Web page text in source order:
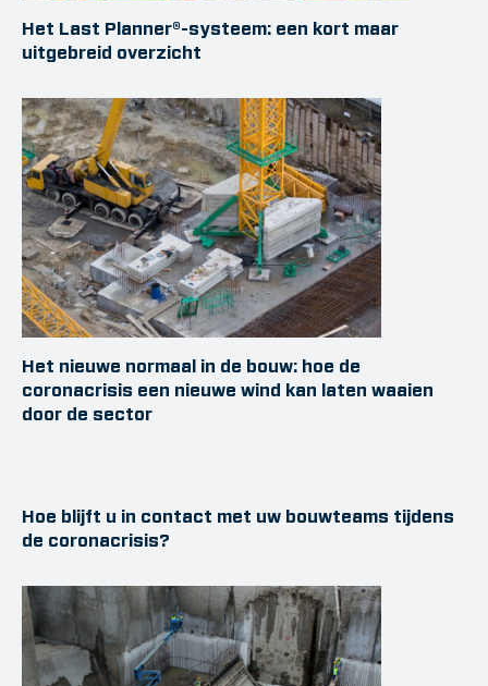
Het Last Planner®-systeem: een kort maar
uitgebreid overzicht
Het nieuwe normaal in de bouw: hoe de
coronacrisis een nieuwe wind kan laten waaien
door de sector
Hoe blijft u in contact met uw bouwteams tijdens
de coronacrisis?